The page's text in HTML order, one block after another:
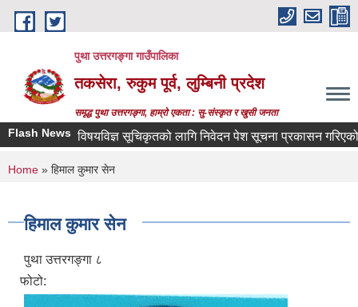
Skip to main content
पुथा उत्तरगङ्गा गाउँपालिका
तकसेरा, रुकुम पूर्व, लुम्बिनी प्रदेश
समृद्ध पुथा उत्तरगङ्गा, हाम्रो एकता : सु-संस्कृत र खुसी जनता
Flash Newsविषयविज्ञ सूचिकृतको लागि निवेदन पेश सूचना प्रकासन गरिएको बारे
You are here
Home » हिमाल कुमार सेन
हिमाल कुमार सेन
पुथा उत्तरगङ्गा ८
फोटो: